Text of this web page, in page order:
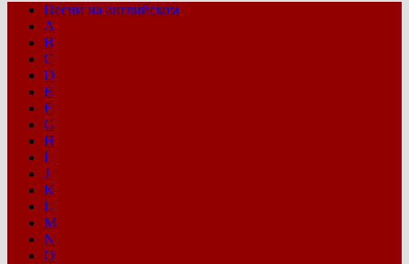
Песни на английском
A
B
C
D
E
F
G
H
I
J
K
L
M
N
O